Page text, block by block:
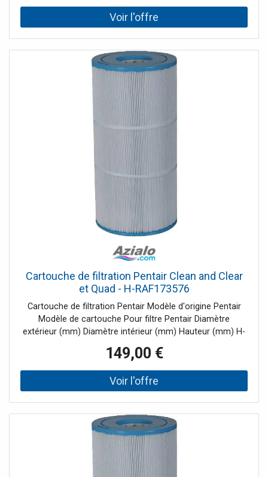
76 508 H-RAF173576 H-16-0301 - CCP3
Cartouche de filtration Pentair Clean and Clear
et Quad - H-RAF173576
Cartouche de filtration Pentair Modèle d'origine Pentair
Modèle de cartouche Pour filtre Pentair Diamètre
extérieur (mm) Diamètre intérieur (mm) Hauteur (mm) H-
CCP27 178 76 358 H-RAF173573 H-16-0340 - CCP29 178
76 508 H-RAF173576 H-16-0301 - CCP3
149,00 €